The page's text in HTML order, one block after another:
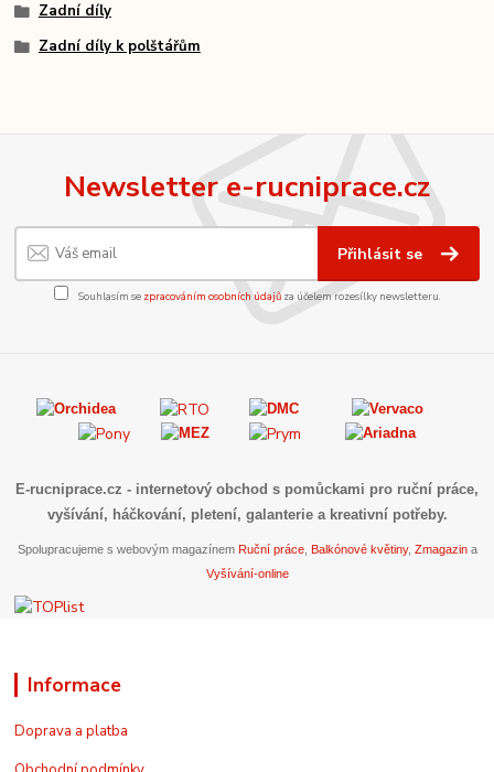
Zadní díly
Zadní díly k polštářům
Newsletter e-rucniprace.cz
Přihlásit se
Souhlasím se zpracováním osobních údajůza účelem rozesílky newsletteru.
E-rucniprace.cz - internetový obchod s pomůckami pro ruční práce,
vyšívání, háčkování, pletení, galanterie a kreativní potřeby.
Spolupracujeme s webovým magazínem Ruční práce, Balkónové květiny, Zmagazina
Vyšívání-online
Informace
Doprava a platba